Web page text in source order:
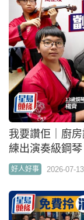
我要讚佢｜廚
練出演奏級鋼
好人好事 2026-07-